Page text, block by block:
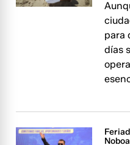
para
días